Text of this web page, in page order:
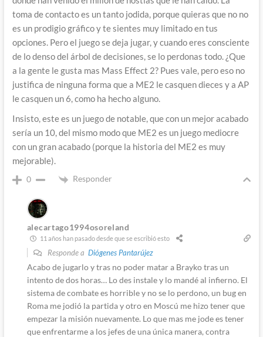
toma de contacto es un tanto jodida, porque quieras que no no
es un prodigio gráfico y te sientes muy limitado en tus
opciones. Pero el juego se deja jugar, y cuando eres consciente
de lo denso del árbol de decisiones, se lo perdonas todo. ¿Que
a la gente le gusta mas Mass Effect 2? Pues vale, pero eso no
justifica de ninguna forma que a ME2 le casquen dieces y a AP
le casquen un 6, como ha hecho alguno.
Insisto, este es un juego de notable, que con un mejor acabado
sería un 10, del mismo modo que ME2 es un juego mediocre
con un gran acabado (porque la historia del ME2 es muy
mejorable).
0 Responder
alecartago1994osoreland
11 años han pasado desde que se escribió esto
Responde a Diógenes Pantarújez
Acabo de jugarlo y tras no poder matar a Brayko tras un
intento de dos horas… Lo des instale y lo mandé al infierno. El
sistema de combate es horrible y no se lo perdono, un bug en
Roma me jodió la partida y otro en Moscú me hizo tener que
empezar la misión nuevamente. Lo que mas me jode es tener
que enfrentarme a los jefes de una única manera, contra